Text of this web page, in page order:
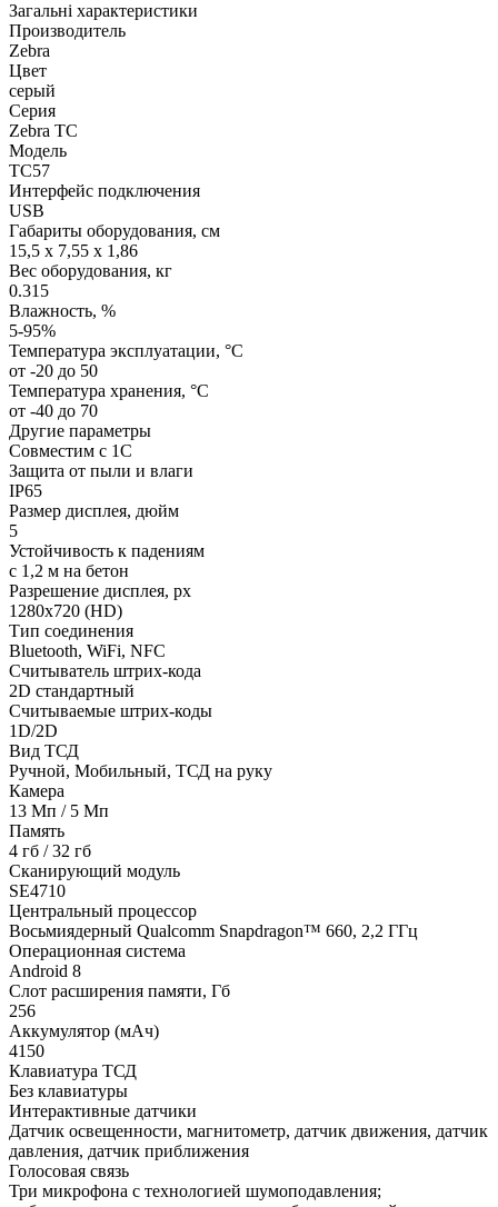
Загальні характеристики
Производитель
Zebra
Цвет
серый
Серия
Zebra TC
Модель
TC57
Интерфейс подключения
USB
Габариты оборудования, см
15,5 x 7,55 x 1,86
Вес оборудования, кг
0.315
Влажность, %
5-95%
Температура эксплуатации, °C
от -20 до 50
Температура хранения, °C
от -40 до 70
Другие параметры
Совместим с 1С
Защита от пыли и влаги
IP65
Размер дисплея, дюйм
5
Устойчивость к падениям
с 1,2 м на бетон
Разрешение дисплея, px
1280х720 (HD)
Тип соединения
Bluetooth, WiFi, NFС
Считыватель штрих-кода
2D стандартный
Считываемые штрих-коды
1D/2D
Вид ТСД
Ручной, Мобильный, ТСД на руку
Камера
13 Мп / 5 Мп
Память
4 гб / 32 гб
Сканирующий модуль
SE4710
Центральный процессор
Восьмиядерный Qualcomm Snapdragon™ 660, 2,2 ГГц
Операционная система
Android 8
Слот расширения памяти, Гб
256
Аккумулятор (мАч)
4150
Клавиатура ТСД
Без клавиатуры
Интерактивные датчики
Датчик освещенности, магнитометр, датчик движения, датчик
давления, датчик приближения
Голосовая связь
Три микрофона с технологией шумоподавления;